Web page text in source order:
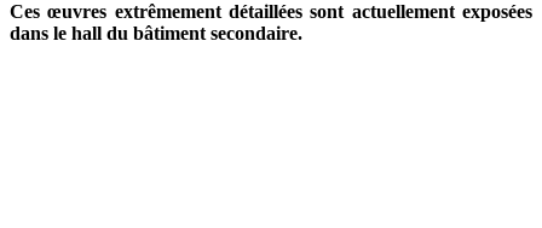
Ces œuvres extrêmement détaillées sont actuellement exposées
dans le hall du bâtiment secondaire.